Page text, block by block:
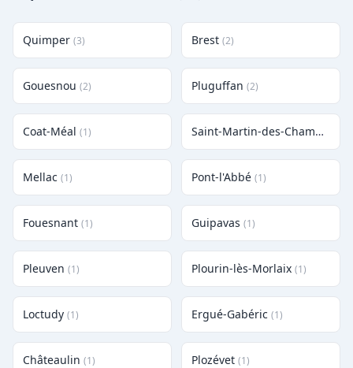
Quimper (3) Brest (2)
Gouesnou (2) Pluguffan (2)
Coat-Méal (1) Saint-Martin-des-Champs
Mellac (1) Pont-l'Abbé (1)
Fouesnant (1) Guipavas (1)
Pleuven (1) Plourin-lès-Morlaix (1)
Loctudy (1) Ergué-Gabéric (1)
Châteaulin (1) Plozévet (1)